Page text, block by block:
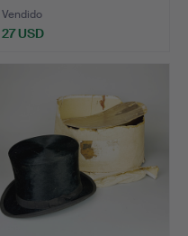
Vendido
27 USD